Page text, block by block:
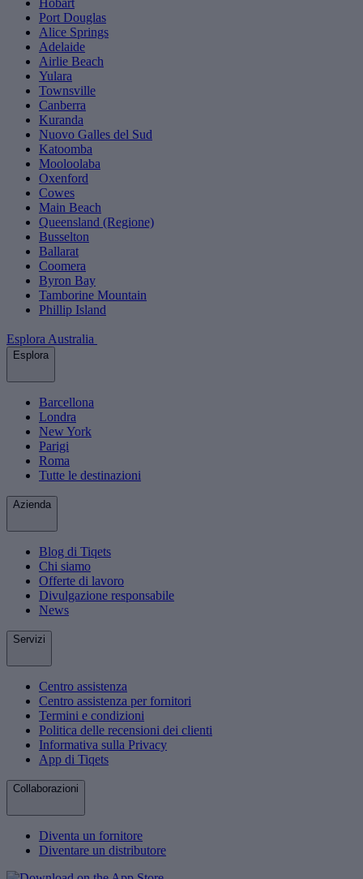
Port Douglas
Alice Springs
Adelaide
Airlie Beach
Yulara
Townsville
Canberra
Kuranda
Nuovo Galles del Sud
Katoomba
Mooloolaba
Oxenford
Cowes
Main Beach
Queensland (Regione)
Busselton
Ballarat
Coomera
Byron Bay
Tamborine Mountain
Phillip Island
Esplora Australia
Esplora
Barcellona
Londra
New York
Parigi
Roma
Tutte le destinazioni
Azienda
Blog di Tiqets
Chi siamo
Offerte di lavoro
Divulgazione responsabile
News
Servizi
Centro assistenza
Centro assistenza per fornitori
Termini e condizioni
Politica delle recensioni dei clienti
Informativa sulla Privacy
App di Tiqets
Collaborazioni
Diventa un fornitore
Diventare un distributore